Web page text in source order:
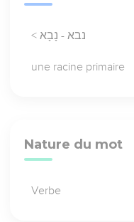
< נבא - נָבָא
une racine primaire
Nature du mot
Verbe